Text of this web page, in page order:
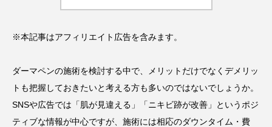
※本記事はアフィリエイト広告を含みます。
ダーマペンの施術を検討する中で、メリットだけでなくデメリッ
トも把握しておきたいと考える方も多いのではないでしょうか。
SNSや広告では「肌が見違える」「ニキビ跡が改善」というポジ
ティブな情報が中心ですが、施術には相応のダウンタイム・費